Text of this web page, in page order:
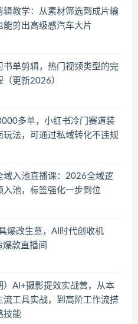
辑教学：从素材筛选到成片输
能剪出高级感汽车大片
书单剪辑，热门视频类型的完
（更新2026）
多单，小红书冷门赛道装
玩法，可通过私域转化不违规
域入池直播课：2026全域逻
入池，标签强化一步到位
爆改生意，AI时代创收机
款直播间
）AI+摄影提效实战营，从本
流工具实战，到高阶工作流搭
技能